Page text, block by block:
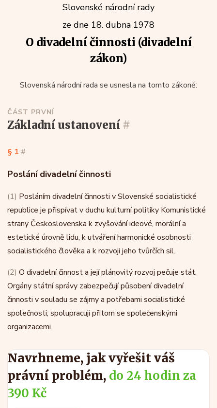
Slovenské národní rady
ze dne 18. dubna 1978
O divadelní činnosti (divadelní
zákon)
Slovenská národní rada se usnesla na tomto zákoně:
ČÁST PRVNÍ
základní ustanovení #
§ 1 #
Poslání divadelní činnosti
(1) Posláním divadelní činnosti v Slovenské socialistické
republice je přispívat v duchu kulturní politiky Komunistické
strany Československa k zvyšování ideové, morální a
estetické úrovně lidu, k utváření harmonické osobnosti
socialistického člověka a k rozvoji jeho tvůrčích sil.
(2) O divadelní činnost a její plánovitý rozvoj pečuje stát.
Orgány státní správy zabezpečují působení divadelní
činnosti v souladu se zájmy a potřebami socialistické
společnosti; spolupracují přitom se společenskými
organizacemi.
Navrhneme, jak vyřešit váš
právní problém, do 24 hodin za
390 Kč